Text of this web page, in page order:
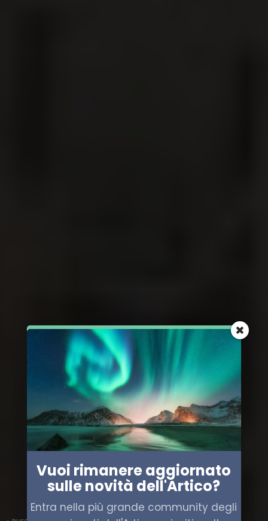
Vuoi rimanere aggiornato
sulle novità dell'Artico?
Entra nella più grande community degli